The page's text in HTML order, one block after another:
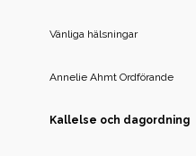
Vänliga hälsningar
Annelie Ahmt Ordförande
Kallelse och dagordning